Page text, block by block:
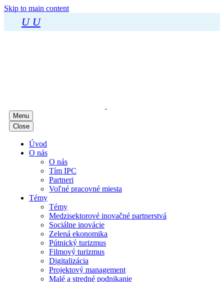
Skip to main content
U U
Menu
Close
Úvod
O nás
O nás
Tím IPC
Partneri
Voľné pracovné miesta
Témy
Témy
Medzisektorové inovačné partnerstvá
Sociálne inovácie
Zelená ekonomika
Pútnický turizmus
Filmový turizmus
Digitalizácia
Projektový management
Malé a stredné podnikanie